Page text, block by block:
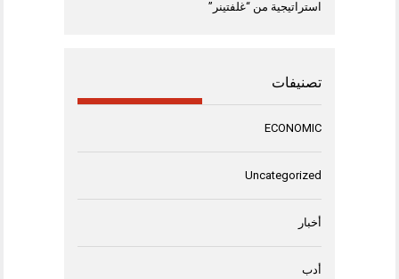
استراتيجية من “غلفتينر”
تصنيفات
ECONOMIC
Uncategorized
أخبار
أدب